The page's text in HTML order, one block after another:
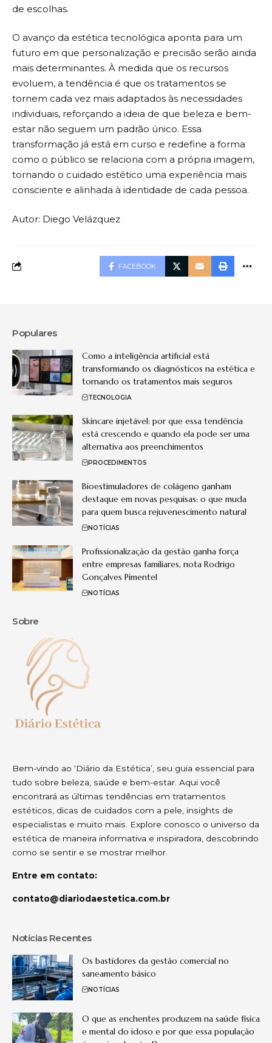
de escolhas.
O avanço da estética tecnológica aponta para um
futuro em que personalização e precisão serão ainda
mais determinantes. À medida que os recursos
evoluem, a tendência é que os tratamentos se
tornem cada vez mais adaptados às necessidades
individuais, reforçando a ideia de que beleza e bem-
estar não seguem um padrão único. Essa
transformação já está em curso e redefine a forma
como o público se relaciona com a própria imagem,
tornando o cuidado estético uma experiência mais
consciente e alinhada à identidade de cada pessoa.
Autor: Diego Velázquez
FACEBOOK
Populares
Como a inteligência artificial está
transformando os diagnósticos na estética e
tornando os tratamentos mais seguros
TECNOLOGIA
Skincare injetável: por que essa tendência
está crescendo e quando ela pode ser uma
alternativa aos preenchimentos
PROCEDIMENTOS
Bioestimuladores de colágeno ganham
destaque em novas pesquisas: o que muda
para quem busca rejuvenescimento natural
NOTÍCIAS
Profissionalização da gestão ganha força
entre empresas familiares, nota Rodrigo
Gonçalves Pimentel
NOTÍCIAS
Sobre
Bem-vindo ao ‘Diário da Estética’, seu guia essencial para
tudo sobre beleza, saúde e bem-estar. Aqui você
encontrará as últimas tendências em tratamentos
estéticos, dicas de cuidados com a pele, insights de
especialistas e muito mais. Explore conosco o universo da
estética de maneira informativa e inspiradora, descobrindo
como se sentir e se mostrar melhor.
Entre em contato:
contato@diariodaestetica.com.br
Notícias Recentes
Os bastidores da gestão comercial no
saneamento básico
NOTÍCIAS
O que as enchentes produzem na saúde física
e mental do idoso e por que essa população